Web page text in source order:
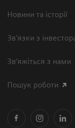
Новини та історії
Зв'язки з
Зв’яжіться з нами
Пошук роботи